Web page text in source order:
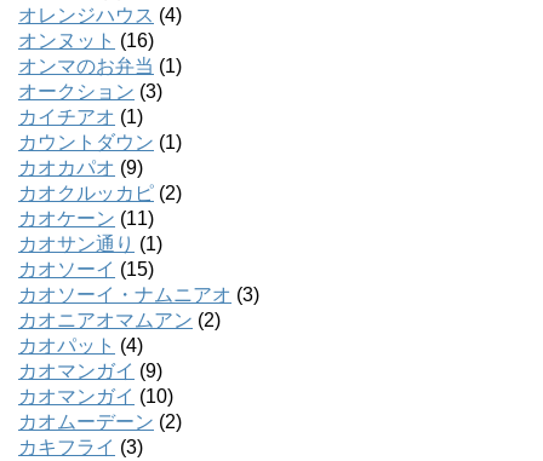
オレンジハウス (4)
オンヌット (16)
オンマのお弁当 (1)
オークション (3)
カイチアオ (1)
カウントダウン (1)
カオカパオ (9)
カオクルッカピ (2)
カオケーン (11)
カオサン通り (1)
カオソーイ (15)
カオソーイ・ナムニアオ (3)
カオニアオマムアン (2)
カオパット (4)
カオマンガイ (9)
カオマンガイ (10)
カオムーデーン (2)
カキフライ (3)